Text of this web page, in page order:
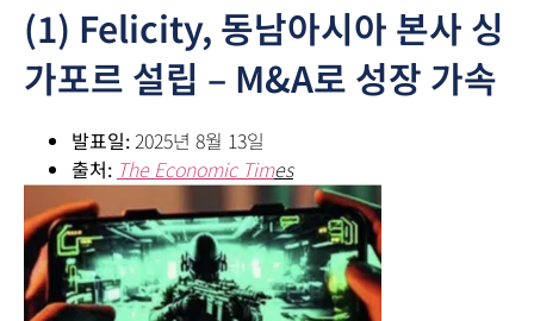
(1) Felicity, 동남아시아 본사 싱
가포르 설립 – M&A로 성장 가속
발표일:2025년 8월 13일
출처: The Economic Times